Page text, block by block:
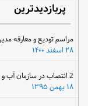
پربازدیدترین
مراسم تودیع و معارفه
۲۸ اسفند ۱۴۰۰
۱۸ بهمن ۱۳۹۵